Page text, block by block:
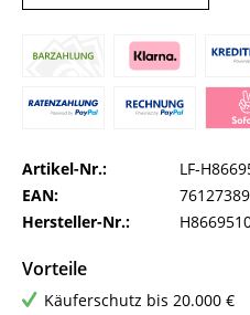
Artikel-Nr.:
LF-
EAN:
Hersteller-Nr.:
Vorteile
Käuferschutz bis 20.000 €